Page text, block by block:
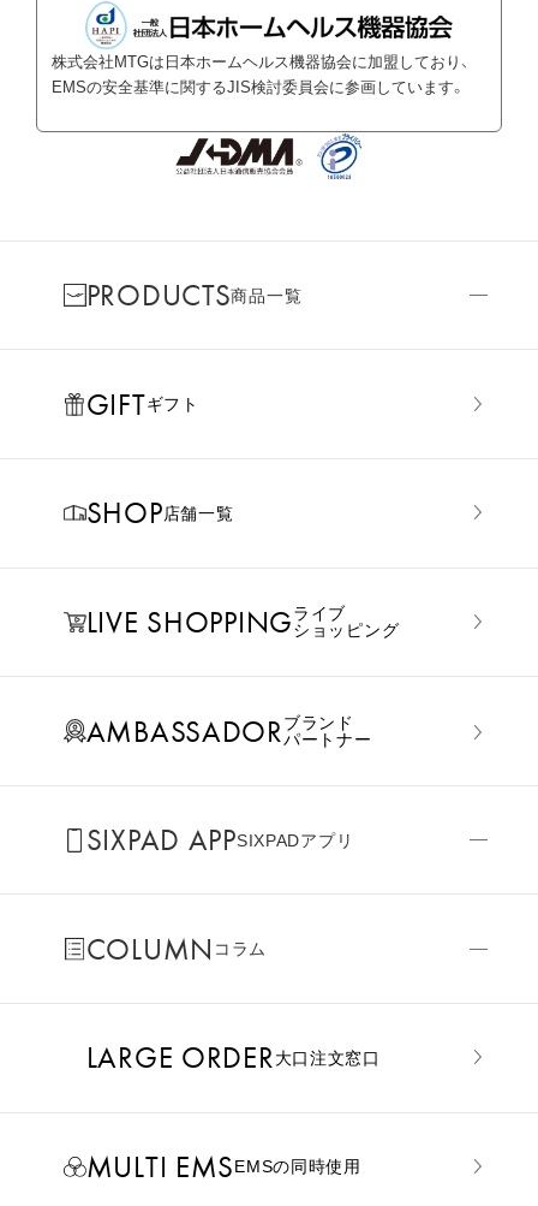
株式会社MTGは日本ホームヘルス機器協会に加盟しており、
EMSの安全基準に関するJIS検討委員会に参画しています。
PRODUCTS商品一覧
GIFTギフト
SHOP店舗一覧
LIVE SHOPPINGライブ
ショッピング
AMBASSADORブランド
パートナー
SIXPAD APPSIXPADアプリ
COLUMN コラム
LARGE ORDER⼤⼝注⽂窓⼝
MULTI EMSEMSの同時使用